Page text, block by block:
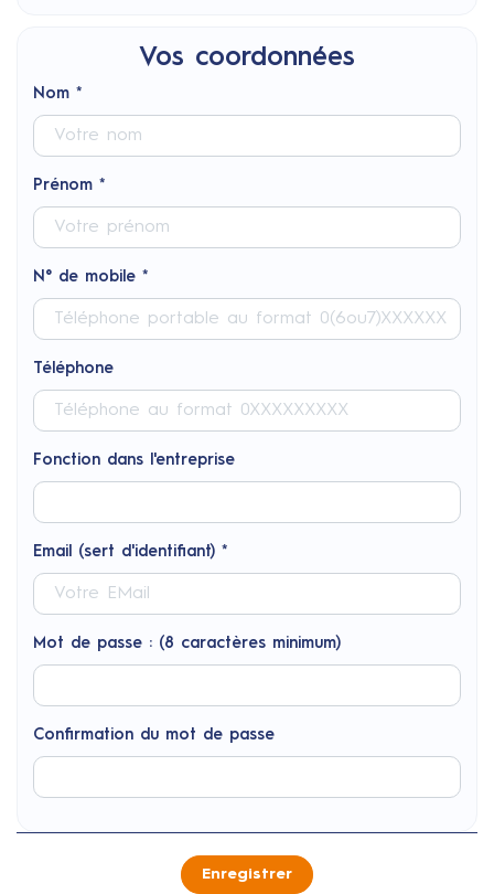
Vos coordonnées
Nom *
Prénom *
N° de mobile *
Téléphone
Fonction dans l'entreprise
Email (sert d'identifiant) *
Mot de passe : (8 caractères minimum)
Confirmation du mot de passe